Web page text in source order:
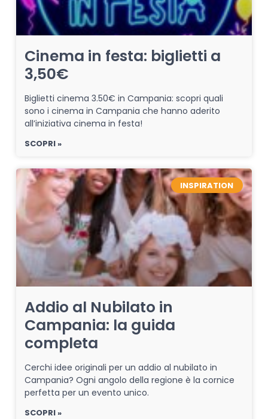
Cinema in festa: biglietti a
3,50€
Biglietti cinema 3.50€ in Campania: scopri quali
sono i cinema in Campania che hanno aderito
all’iniziativa cinema in festa!
SCOPRI »
INSPIRATION
Addio al Nubilato in
Campania: la guida
completa
Cerchi idee originali per un addio al nubilato in
Campania? Ogni angolo della regione è la cornice
perfetta per un evento unico.
SCOPRI »